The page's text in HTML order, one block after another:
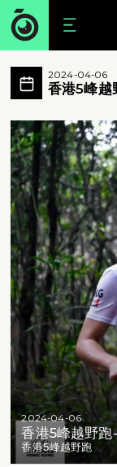
香港5峰越
香港5峰越野跑
香港5峰越野跑
2024-04-06
香港5峰越
2024-04-06
香港5峰越野
香港5峰越野跑